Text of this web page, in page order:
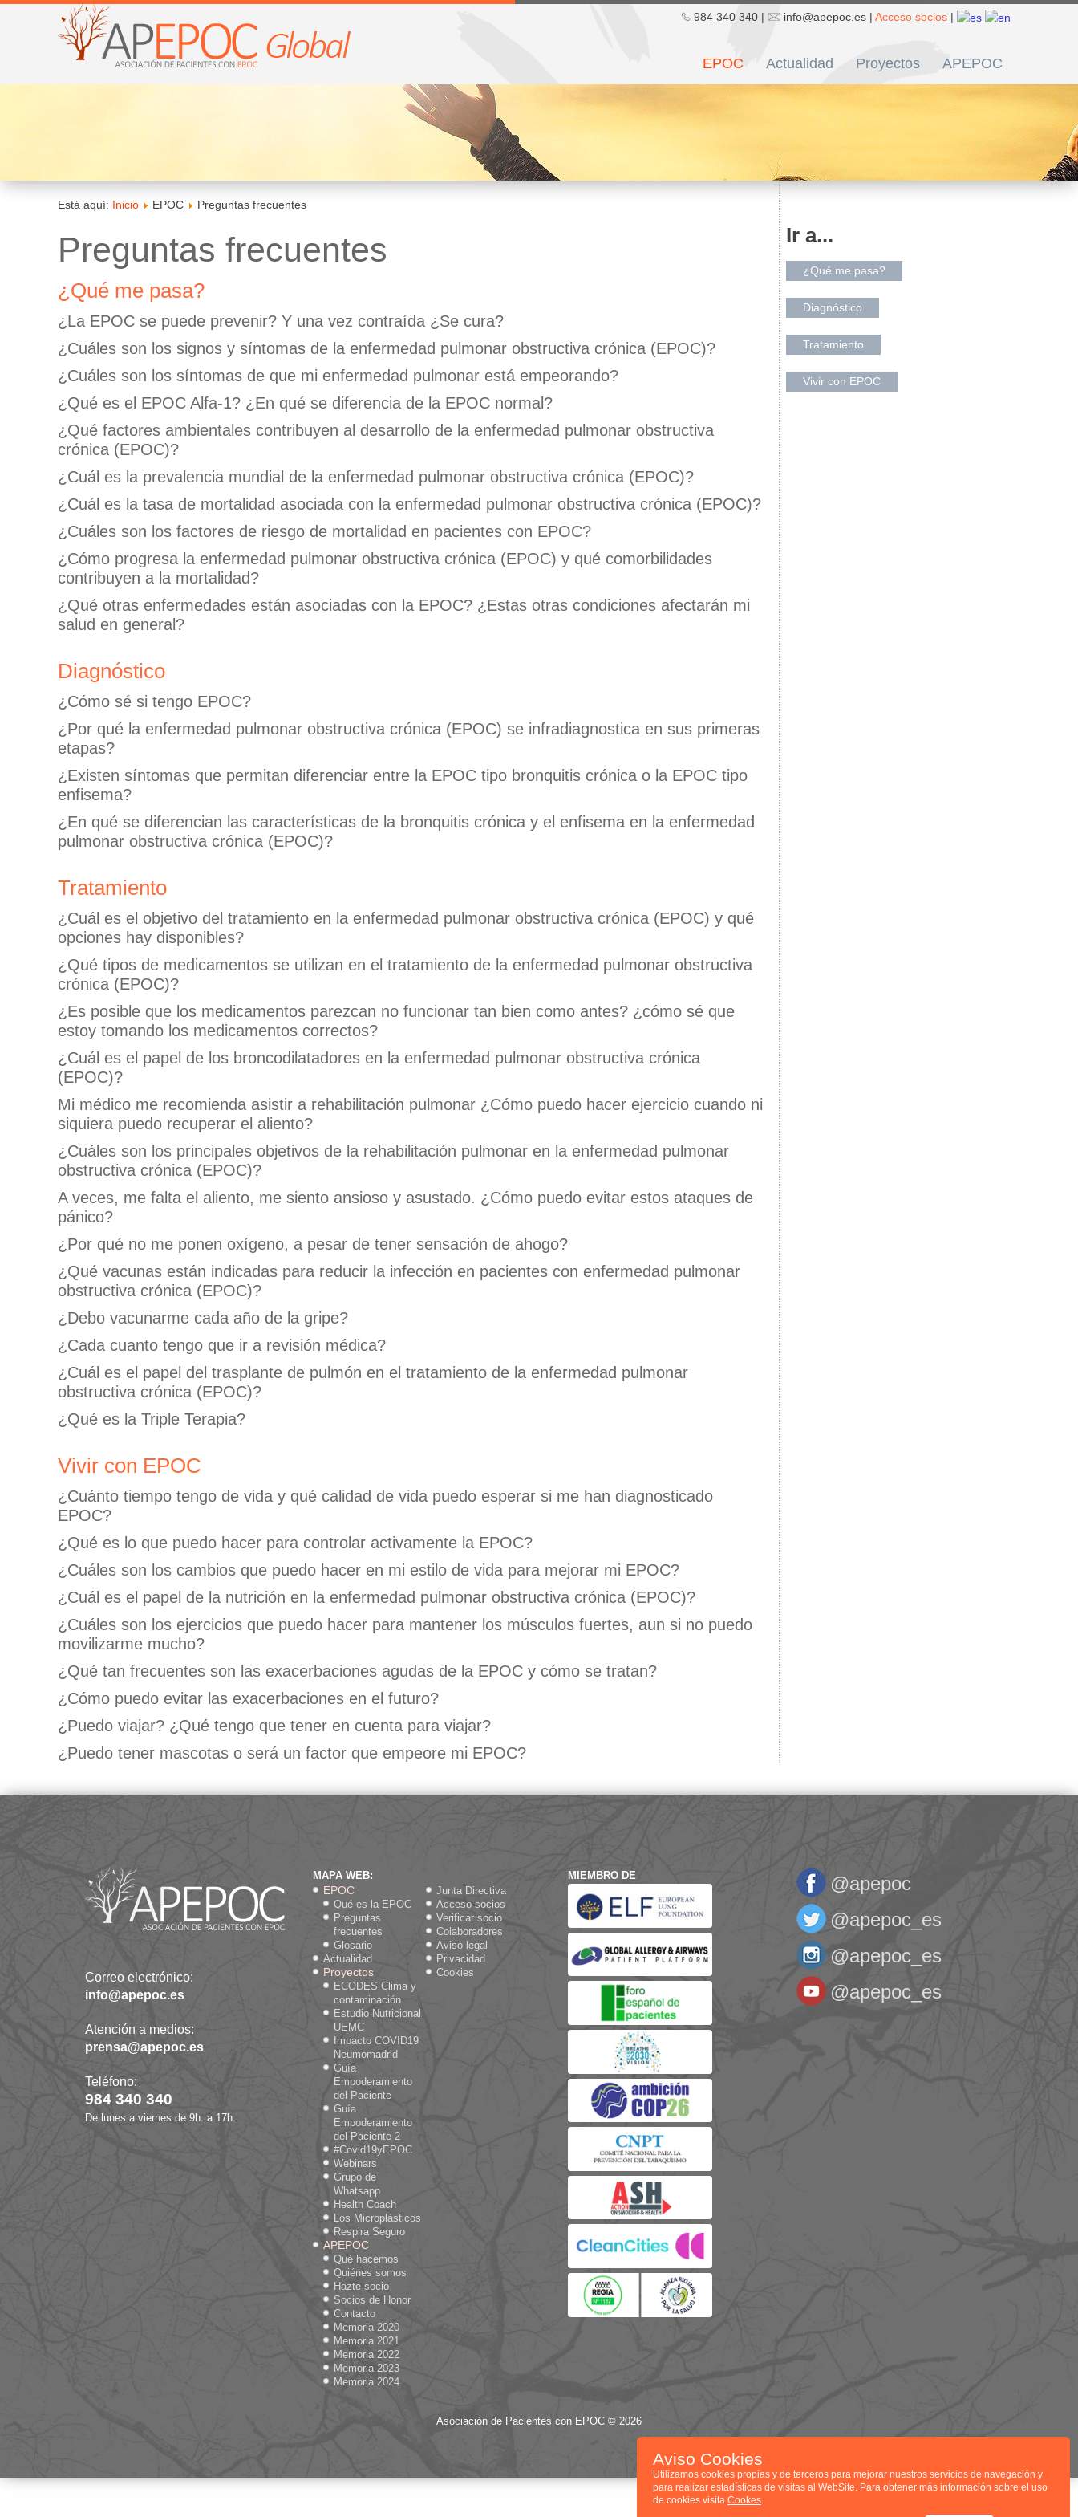
984 340 340 | info@apepoc.es | Acceso socios |
EPOC Actualidad Proyectos APEPOC
Está aquí: Inicio EPOC Preguntas frecuentes
Preguntas frecuentes
¿Qué me pasa?
¿La EPOC se puede prevenir? Y una vez contraída ¿Se cura?
¿Cuáles son los signos y síntomas de la enfermedad pulmonar obstructiva crónica (EPOC)?
¿Cuáles son los síntomas de que mi enfermedad pulmonar está empeorando?
¿Qué es el EPOC Alfa-1? ¿En qué se diferencia de la EPOC normal?
¿Qué factores ambientales contribuyen al desarrollo de la enfermedad pulmonar obstructiva
crónica (EPOC)?
¿Cuál es la prevalencia mundial de la enfermedad pulmonar obstructiva crónica (EPOC)?
¿Cuál es la tasa de mortalidad asociada con la enfermedad pulmonar obstructiva crónica (EPOC)?
¿Cuáles son los factores de riesgo de mortalidad en pacientes con EPOC?
¿Cómo progresa la enfermedad pulmonar obstructiva crónica (EPOC) y qué comorbilidades
contribuyen a la mortalidad?
¿Qué otras enfermedades están asociadas con la EPOC? ¿Estas otras condiciones afectarán mi
salud en general?
Diagnóstico
¿Cómo sé si tengo EPOC?
¿Por qué la enfermedad pulmonar obstructiva crónica (EPOC) se infradiagnostica en sus primeras
etapas?
¿Existen síntomas que permitan diferenciar entre la EPOC tipo bronquitis crónica o la EPOC tipo
enfisema?
¿En qué se diferencian las características de la bronquitis crónica y el enfisema en la enfermedad
pulmonar obstructiva crónica (EPOC)?
Tratamiento
¿Cuál es el objetivo del tratamiento en la enfermedad pulmonar obstructiva crónica (EPOC) y qué
opciones hay disponibles?
¿Qué tipos de medicamentos se utilizan en el tratamiento de la enfermedad pulmonar obstructiva
crónica (EPOC)?
¿Es posible que los medicamentos parezcan no funcionar tan bien como antes? ¿cómo sé que
estoy tomando los medicamentos correctos?
¿Cuál es el papel de los broncodilatadores en la enfermedad pulmonar obstructiva crónica
(EPOC)?
Mi médico me recomienda asistir a rehabilitación pulmonar ¿Cómo puedo hacer ejercicio cuando ni
siquiera puedo recuperar el aliento?
¿Cuáles son los principales objetivos de la rehabilitación pulmonar en la enfermedad pulmonar
obstructiva crónica (EPOC)?
A veces, me falta el aliento, me siento ansioso y asustado. ¿Cómo puedo evitar estos ataques de
pánico?
¿Por qué no me ponen oxígeno, a pesar de tener sensación de ahogo?
¿Qué vacunas están indicadas para reducir la infección en pacientes con enfermedad pulmonar
obstructiva crónica (EPOC)?
¿Debo vacunarme cada año de la gripe?
¿Cada cuanto tengo que ir a revisión médica?
¿Cuál es el papel del trasplante de pulmón en el tratamiento de la enfermedad pulmonar
obstructiva crónica (EPOC)?
¿Qué es la Triple Terapia?
Vivir con EPOC
¿Cuánto tiempo tengo de vida y qué calidad de vida puedo esperar si me han diagnosticado
EPOC?
¿Qué es lo que puedo hacer para controlar activamente la EPOC?
¿Cuáles son los cambios que puedo hacer en mi estilo de vida para mejorar mi EPOC?
¿Cuál es el papel de la nutrición en la enfermedad pulmonar obstructiva crónica (EPOC)?
¿Cuáles son los ejercicios que puedo hacer para mantener los músculos fuertes, aun si no puedo
movilizarme mucho?
¿Qué tan frecuentes son las exacerbaciones agudas de la EPOC y cómo se tratan?
¿Cómo puedo evitar las exacerbaciones en el futuro?
¿Puedo viajar? ¿Qué tengo que tener en cuenta para viajar?
¿Puedo tener mascotas o será un factor que empeore mi EPOC?
Ir a...
¿Qué me pasa?
Diagnóstico
Tratamiento
Vivir con EPOC
Correo electrónico:
info@apepoc.es
Atención a medios:
prensa@apepoc.es
Teléfono:
984 340 340
De lunes a viernes de 9h. a 17h.
MAPA WEB:
EPOC
Qué es la EPOC
Preguntas
frecuentes
Glosario
Actualidad
Proyectos
ECODES Clima y
contaminación
Estudio Nutricional
UEMC
Impacto COVID19
Neumomadrid
Guía
Empoderamiento
del Paciente
Guía
Empoderamiento
del Paciente 2
#Covid19yEPOC
Webinars
Grupo de
Whatsapp
Health Coach
Los Microplásticos
Respira Seguro
APEPOC
Qué hacemos
Quiénes somos
Hazte socio
Socios de Honor
Contacto
Memoria 2020
Memoria 2021
Memoria 2022
Memoria 2023
Memoria 2024
Junta Directiva
Acceso socios
Verificar socio
Colaboradores
Aviso legal
Privacidad
Cookies
MIEMBRO DE
@apepoc
@apepoc_es
@apepoc_es
@apepoc_es
Asociación de Pacientes con EPOC © 2026
Aviso Cookies
Utilizamos cookies propias y de terceros para mejorar nuestros servicios de navegación y
para realizar estadísticas de visitas al WebSite. Para obtener más información sobre el uso
de cookies visita Cookes.